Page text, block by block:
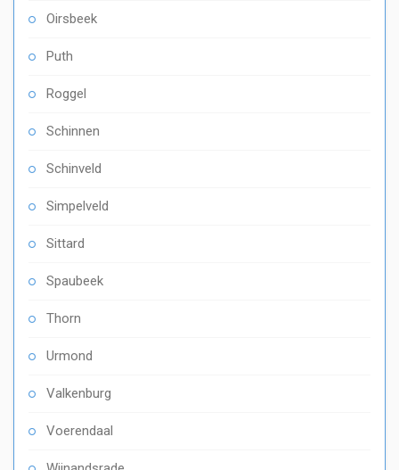
Oirsbeek
Puth
Roggel
Schinnen
Schinveld
Simpelveld
Sittard
Spaubeek
Thorn
Urmond
Valkenburg
Voerendaal